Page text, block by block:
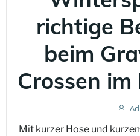
richtige
beim
Crossen
Mit kurzer Hose und